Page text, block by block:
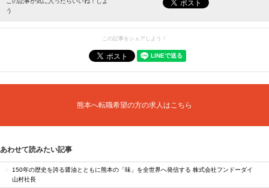
う
この記事をシェアしよう！
熊本へ転職希望の方の求人はこちら
あわせて読みたい記事
150年の歴史を誇る醤油とともに熊本の「味」を全世界へ発信する 株式会社フンドーダイ
山村社長